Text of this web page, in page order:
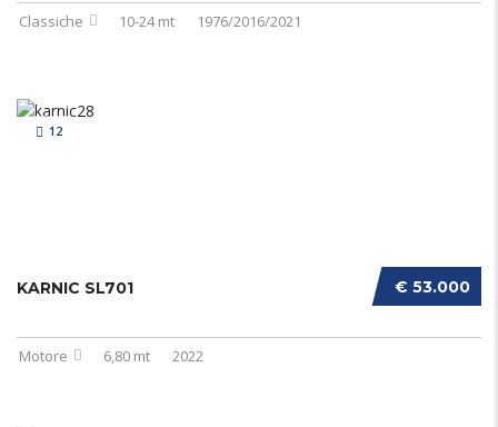
Classiche 10-24 mt 1976/2016/2021
12
€ 53.000
KARNIC SL701
Motore 6,80 mt 2022